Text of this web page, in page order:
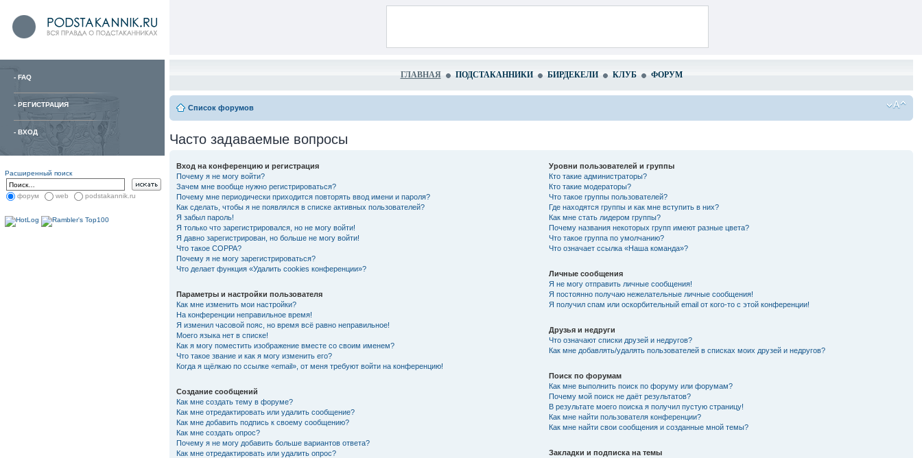
- FAQ
- РЕГИСТРАЦИЯ
- ВХОД
Расширенный поиск
форум web podstakannik.ru
ГЛАВНАЯ ПОДСТАКАННИКИ БИРДЕКЕЛИ КЛУБ ФОРУМ
Список форумов
Часто задаваемые вопросы
Вход на конференцию и регистрация
Почему я не могу войти?
Зачем мне вообще нужно регистрироваться?
Почему мне периодически приходится повторять ввод имени и пароля?
Как сделать, чтобы я не появлялся в списке активных пользователей?
Я забыл пароль!
Я только что зарегистрировался, но не могу войти!
Я давно зарегистрирован, но больше не могу войти!
Что такое COPPA?
Почему я не могу зарегистрироваться?
Что делает функция «Удалить cookies конференции»?
Параметры и настройки пользователя
Как мне изменить мои настройки?
На конференции неправильное время!
Я изменил часовой пояс, но время всё равно неправильное!
Моего языка нет в списке!
Как я могу поместить изображение вместе со своим именем?
Что такое звание и как я могу изменить его?
Когда я щёлкаю по ссылке «email», от меня требуют войти на конференцию!
Создание сообщений
Как мне создать тему в форуме?
Как мне отредактировать или удалить сообщение?
Как мне добавить подпись к своему сообщению?
Как мне создать опрос?
Почему я не могу добавить больше вариантов ответа?
Как мне отредактировать или удалить опрос?
Уровни пользователей и группы
Кто такие администраторы?
Кто такие модераторы?
Что такое группы пользователей?
Где находятся группы и как мне вступить в них?
Как мне стать лидером группы?
Почему названия некоторых групп имеют разные цвета?
Что такое группа по умолчанию?
Что означает ссылка «Наша команда»?
Личные сообщения
Я не могу отправить личные сообщения!
Я постоянно получаю нежелательные личные сообщения!
Я получил спам или оскорбительный email от кого-то с этой конференции!
Друзья и недруги
Что означают списки друзей и недругов?
Как мне добавлять/удалять пользователей в списках моих друзей и недругов?
Поиск по форумам
Как мне выполнить поиск по форуму или форумам?
Почему мой поиск не даёт результатов?
В результате моего поиска я получил пустую страницу!
Как мне найти пользователя конференции?
Как мне найти свои сообщения и созданные мной темы?
Закладки и подписка на темы